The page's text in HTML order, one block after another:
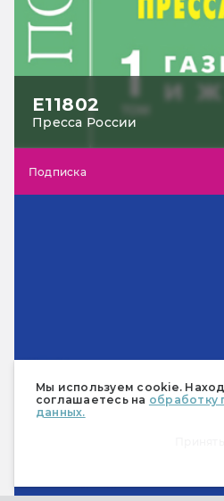
Мы используем cookie.
соглашаетесь на обработку
данных.
Е11802
Пресса России
Подписка